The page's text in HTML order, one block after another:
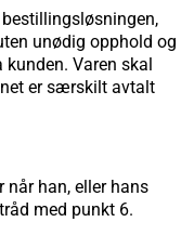
unødig opphold og
Varen skal
er særskilt avtalt
når han, eller hans
med punkt 6.